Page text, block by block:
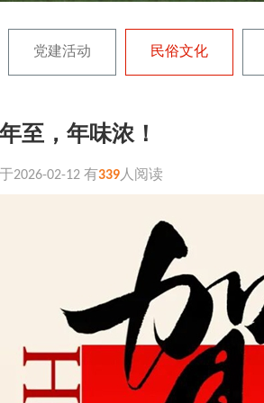
党建活动 民俗文化
至，年味浓！
2026-02-12 有339人阅读